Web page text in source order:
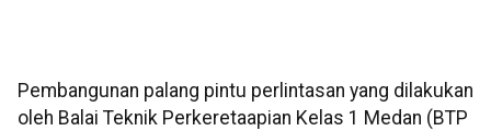
Pembangunan palang pintu perlintasan yang dilakukan
oleh Balai Teknik Perkeretaapian Kelas 1 Medan (BTP